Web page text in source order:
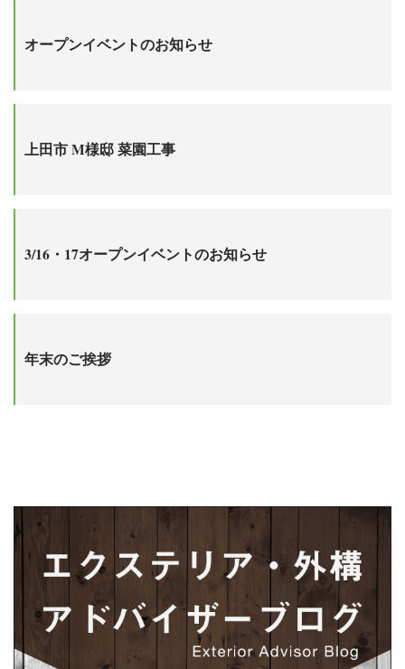
オープンイベントのお知らせ
上田市 M様邸 菜園工事
3/16・17オープンイベントのお知らせ
年末のご挨拶